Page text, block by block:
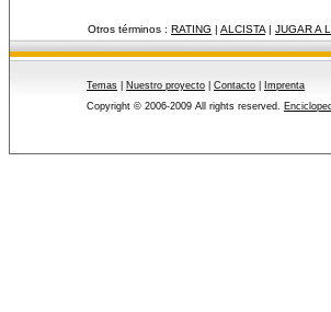
Otros términos : RATING | ALCISTA | JUGAR A
Temas Nuestro proyecto Contacto
Imprenta
Copyright © 2006-2009 All rights reserved.